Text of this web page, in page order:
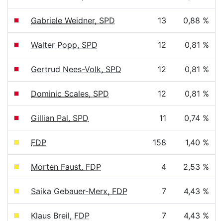
Gabriele Weidner, SPD 13 0,88 %
Walter Popp, SPD 12 0,81 %
Gertrud Nees-Volk, SPD 12 0,81 %
Dominic Scales, SPD 12 0,81 %
Gillian Pal, SPD 11 0,74 %
FDP 158 1,40 %
Morten Faust, FDP 4 2,53 %
Saika Gebauer-Merx, FDP 7 4,43 %
Klaus Breil, FDP 7 4,43 %